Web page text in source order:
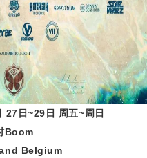
日~29日 周五~周日
Boom
Belgium